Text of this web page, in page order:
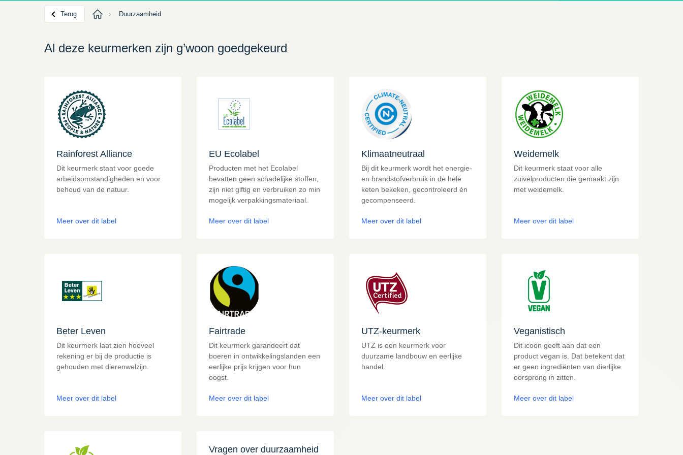
Terug › Duurzaamheid
Al deze keurmerken zijn g’woon goedgekeurd
Rainforest Alliance
Dit keurmerk staat voor goede
arbeidsomstandigheden en voor
behoud van de natuur.
Meer over dit label
EU Ecolabel
Producten met het Ecolabel
bevatten geen schadelijke stoffen,
zijn niet giftig en verbruiken zo min
mogelijk verpakkingsmateriaal.
Meer over dit label
Klimaatneutraal
Bij dit keurmerk wordt het energie-
en brandstofverbruik in de hele
keten bekeken, gecontroleerd én
gecompenseerd.
Meer over dit label
Weidemelk
Dit keurmerk staat voor alle
zuivelproducten die gemaakt zijn
met weidemelk.
Meer over dit label
Beter Leven
Dit keurmerk laat zien hoeveel
rekening er bij de productie is
gehouden met dierenwelzijn.
Meer over dit label
Fairtrade
Dit keurmerk garandeert dat
boeren in ontwikkelingslanden een
eerlijke prijs krijgen voor hun
oogst.
Meer over dit label
UTZ-keurmerk
UTZ is een keurmerk voor
duurzame landbouw en eerlijke
handel.
Meer over dit label
Veganistisch
Dit icoon geeft aan dat een
product vegan is. Dat betekent dat
er geen ingrediënten van dierlijke
oorsprong in zitten.
Meer over dit label
Vragen over duurzaamheid